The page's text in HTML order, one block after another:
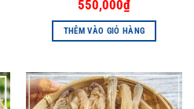
550,000₫
THÊM VÀO GIỎ HÀNG